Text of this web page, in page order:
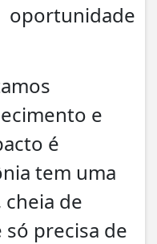
e
é
tem uma
de
precisa de